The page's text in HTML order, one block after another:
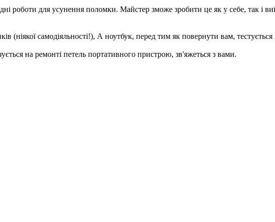
роботи для усунення поломки. Майстер зможе зробити це як у себе, так і
(ніякої самодіяльності!), А ноутбук, пepeд тим як повернути вам, тecтується
на ремонті петель портативного пристрою, зв'яжеться з вами.